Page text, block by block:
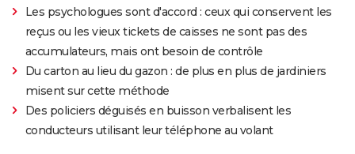
Les psychologues sont d'accord : ceux qui conservent les
reçus ou les vieux tickets de caisses ne sont pas des
accumulateurs, mais ont besoin de contrôle
Du carton au lieu du gazon : de plus en plus de jardiniers
misent sur cette méthode
Des policiers déguisés en buisson verbalisent les
conducteurs utilisant leur téléphone au volant